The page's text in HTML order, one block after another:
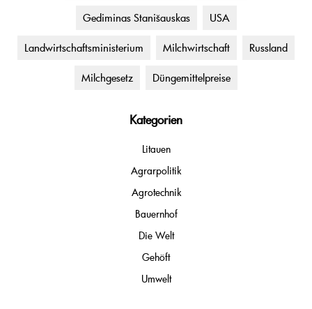
Gediminas Stanišauskas USA
Landwirtschaftsministerium Milchwirtschaft Russland
Milchgesetz Düngemittelpreise
Kategorien
Litauen
Agrarpolitik
Agrotechnik
Bauernhof
Die Welt
Gehöft
Umwelt